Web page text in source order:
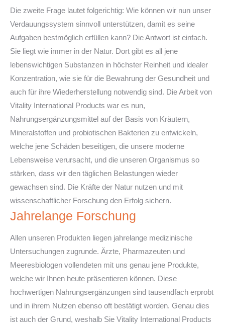
Die zweite Frage lautet folgerichtig: Wie können wir nun unser
Verdauungssystem sinnvoll unterstützen, damit es seine
Aufgaben bestmöglich erfüllen kann? Die Antwort ist einfach.
Sie liegt wie immer in der Natur. Dort gibt es all jene
lebenswichtigen Substanzen in höchster Reinheit und idealer
Konzentration, wie sie für die Bewahrung der Gesundheit und
auch für ihre Wiederherstellung notwendig sind. Die Arbeit von
Vitality International Products war es nun,
Nahrungsergänzungsmittel auf der Basis von Kräutern,
Mineralstoffen und probiotischen Bakterien zu entwickeln,
welche jene Schäden beseitigen, die unsere moderne
Lebensweise verursacht, und die unseren Organismus so
stärken, dass wir den täglichen Belastungen wieder
gewachsen sind. Die Kräfte der Natur nutzen und mit
wissenschaftlicher Forschung den Erfolg sichern.
Jahrelange Forschung
Allen unseren Produkten liegen jahrelange medizinische
Untersuchungen zugrunde. Ärzte, Pharmazeuten und
Meeresbiologen vollendeten mit uns genau jene Produkte,
welche wir Ihnen heute präsentieren können. Diese
hochwertigen Nahrungsergänzungen sind tausendfach erprobt
und in ihrem Nutzen ebenso oft bestätigt worden. Genau dies
ist auch der Grund, weshalb Sie Vitality International Products